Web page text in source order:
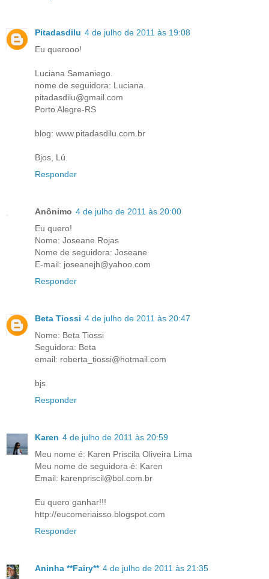
Pitadasdilu 4 de julho de 2011 às 19:08
Eu querooo!
Luciana Samaniego.
nome de seguidora: Luciana.
pitadasdilu@gmail.com
Porto Alegre-RS
blog: www.pitadasdilu.com.br
Bjos, Lú.
Responder
Anônimo 4 de julho de 2011 às 20:00
Eu quero!
Nome: Joseane Rojas
Nome de seguidora: Joseane
E-mail: joseanejh@yahoo.com
Responder
Beta Tiossi 4 de julho de 2011 às 20:47
Nome: Beta Tiossi
Seguidora: Beta
email: roberta_tiossi@hotmail.com
bjs
Responder
Karen 4 de julho de 2011 às 20:59
Meu nome é: Karen Priscila Oliveira Lima
Meu nome de seguidora é: Karen
Email: karenpriscil@bol.com.br
Eu quero ganhar!!!
http://eucomeriaisso.blogspot.com
Responder
Aninha **Fairy** 4 de julho de 2011 às 21:35